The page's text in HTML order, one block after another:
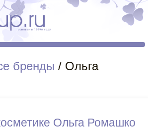
бренды / Ольга
Ольга Ромашко